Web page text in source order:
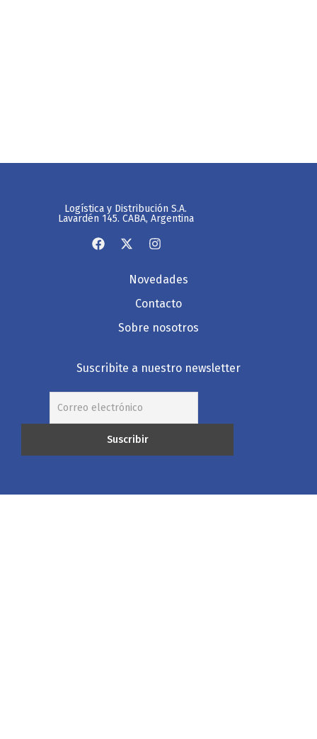
Logística y Distribución S.A.
Lavardén 145. CABA, Argentina
Novedades
Contacto
Sobre nosotros
Suscribite a nuestro newsletter